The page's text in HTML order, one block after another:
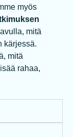
myös
avulla, mitä
kärjessä.
mitä
rahaa,